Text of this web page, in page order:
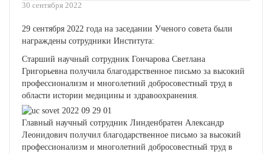
30 сентября 2022
29 сентября 2022 года на заседании Ученого совета были
награждены сотрудники Института:
Старший научный сотрудник Гончарова Светлана
Григорьевна получила благодарственное письмо за высокий
профессионализм и многолетний добросовестный труд в
области истории медицины и здравоохранения.
Главный научный сотрудник Линденбратен Александр
Леонидович получил благодарственное письмо за высокий
профессионализм и многолетний добросовестный труд в